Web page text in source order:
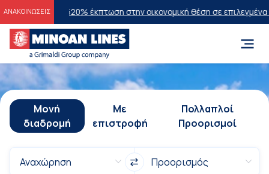
ΑΝΑΚΟΙΝΩΣΕΙΣ
20% έκπτωση στην οικονομική θέση σε επιλεγμένα δρομολόγια
Μονή
διαδρομή
Με
επιστροφή
Πολλαπλοί
Προορισμοί